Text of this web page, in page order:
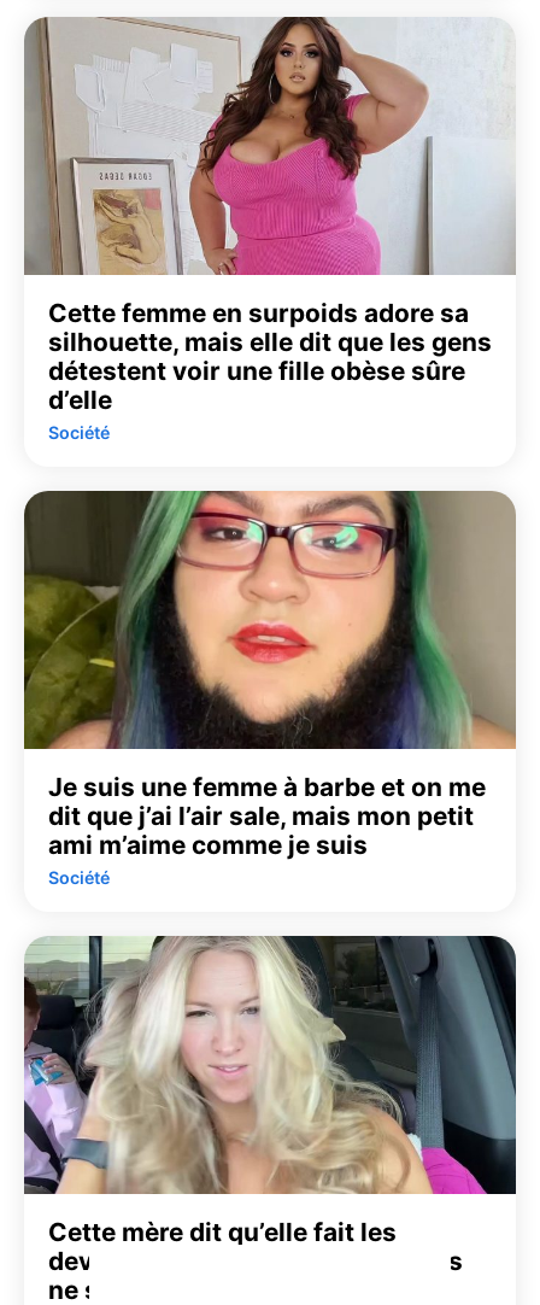
Cette femme en surpoids adore sa
silhouette, mais elle dit que les gens
détestent voir une fille obèse sûre
d’elle
Société
Je suis une femme à barbe et on me
dit que j’ai l’air sale, mais mon petit
ami m’aime comme je suis
Société
Cette mère dit qu’elle fait les
devoirs de ses enfants pour qu’ils
ne soient pas stressés